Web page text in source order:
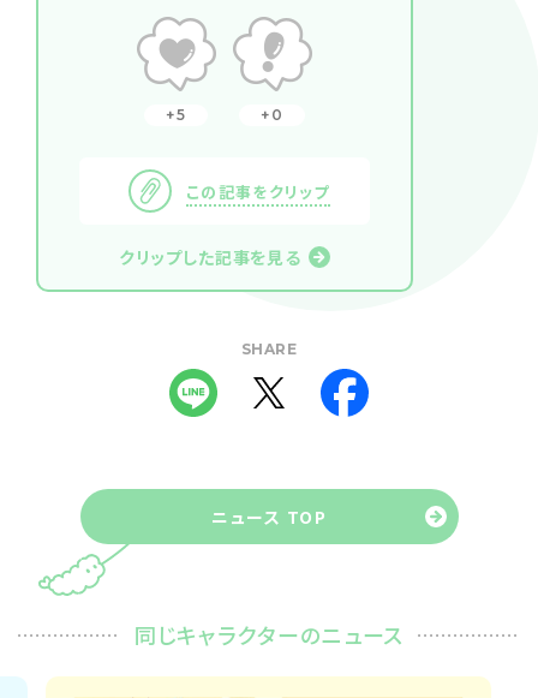
5 0
この記事をクリップ
クリップした記事を見る
SHARE
ニュース TOP
同じキャラクターのニュース